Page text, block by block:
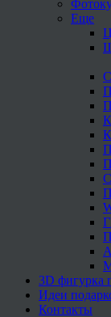
Еще
3D фигурка
Идеи
Контакты